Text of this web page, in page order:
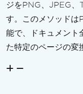
ジをPNG、JPEG、
す。このメソッド
能で、ドキュメント
た特定のページの変